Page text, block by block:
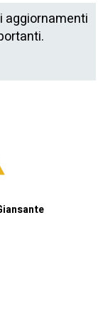
aggiornamenti